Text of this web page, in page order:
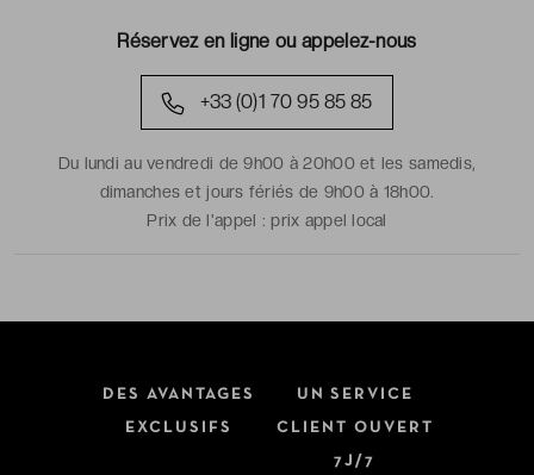
Réservez en ligne ou appelez-nous
+33 (0)1 70 95 85 85
Du lundi au vendredi de 9h00 à 20h00 et les samedis,
dimanches et jours fériés de 9h00 à 18h00.
Prix de l'appel :prix appel local
DES AVANTAGES
EXCLUSIFS
UN SERVICE
CLIENT OUVERT
7J/7